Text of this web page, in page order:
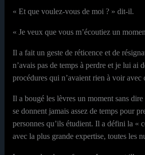
« Et que voulez-vous de moi ? » dit-il.
« Je veux que vous m’écoutiez un
Il a fait un geste de réticence et de
n’avais pas de temps à perdre et je lui ai
procédures qui n’avaient rien à voir
Il a bougé les lèvres un moment sans
se donnent jamais assez de temps pour
personnes qu’ils étudient. Il a défini la «
avec la plus grande expertise, toutes les